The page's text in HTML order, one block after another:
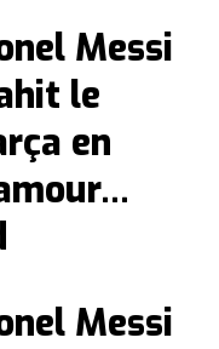
Messi
le
en
Messi